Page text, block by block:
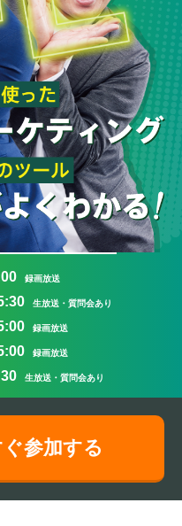
録画放送
生放送・質問会あり
録画放送
録画放送
生放送・質問会あり
参加する